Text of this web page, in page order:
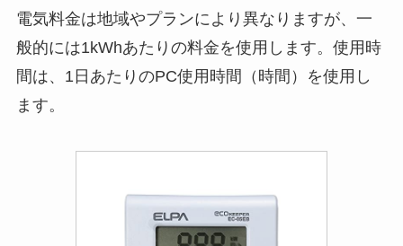
電気料金は地域やプランにより異なりますが、一
般的には1kWhあたりの料金を使用します。使用時
間は、1日あたりのPC使用時間（時間）を使用し
ます。